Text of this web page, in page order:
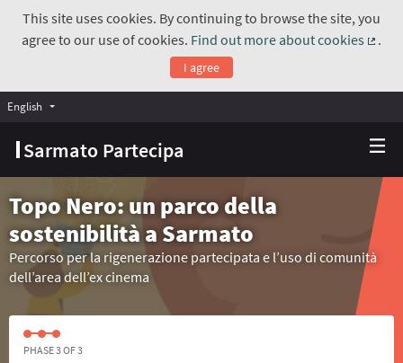
This site uses cookies. By continuing to browse the site, you
agree to our use of cookies. Find out more about cookies
.
I agree
Sarmato Partecipa
English Choose language
Topo Nero: un parco della
sostenibilità a Sarmato
Percorso per la rigenerazione partecipata e l’uso di comunità
dell’area dell’ex cinema
PHASE 3 OF 3